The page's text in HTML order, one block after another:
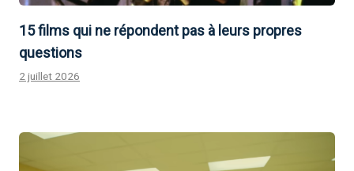
15 films qui ne répondent pas à leurs propres
questions
2 juillet 2026